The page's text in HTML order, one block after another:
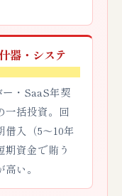
器・システ
・SaaS年契
一括投資。回
入（5〜10年
期資金で賄う
い。